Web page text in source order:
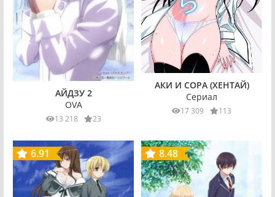
АЙДЗУ 2
OVA
13 218 23
АКИ И СОРА (ХЕНТАЙ)
Сериал
17 309 113
6.91 8.48